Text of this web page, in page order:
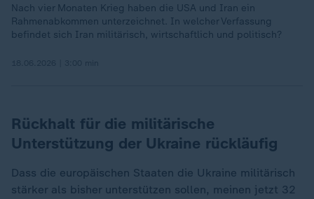
Nach vier Monaten Krieg haben die USA und Iran ein
Rahmenabkommen unterzeichnet. In welcher Verfassung
befindet sich Iran militärisch, wirtschaftlich und politisch?
Rückhalt für die militärische
Unterstützung der Ukraine rückläufig
Dass die europäischen Staaten die Ukraine militärisch
stärker als bisher unterstützen sollen, meinen jetzt 32